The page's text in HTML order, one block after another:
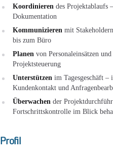
Koordinieren des Projektablaufs
Dokumentation
Kommunizieren mit
bis zum Büro
Planen von Personaleinsätzen
Projektsteuerung
Unterstützen im Tagesgeschäft –
Kundenkontakt und
Überwachen der
Fortschrittskontrolle im Blick
Profil